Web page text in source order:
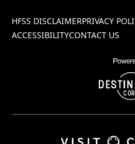
HFSS DISCLAIMERPRIVACY
ACCESSIBILITYCONTACT US